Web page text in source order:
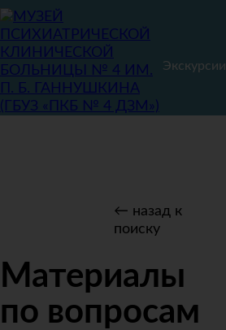
Экскурсии
← назад к
поиску
Материалы
по вопросам